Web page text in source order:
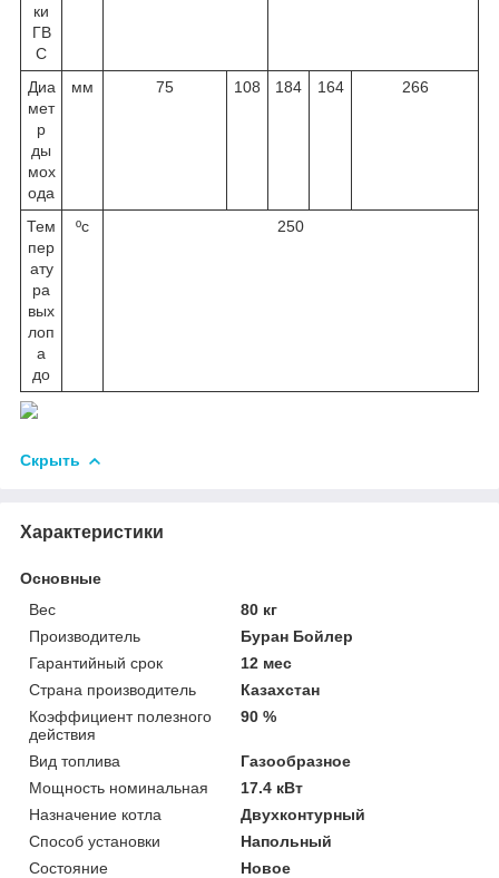
ки
ГВ
С
Диа
мет
р
ды
мох
ода
мм 75 108 184 164 266
Тем
пер
ату
ра
вых
лоп
а
до
ºс 250
Скрыть
Характеристики
Основные
Вес
80 кг
Производитель
Буран Бойлер
Гарантийный срок
12 мес
Страна производитель
Казахстан
Коэффициент полезного
действия
90 %
Вид топлива
Газообразное
Мощность номинальная
17.4 кВт
Назначение котла
Двухконтурный
Способ установки
Напольный
Состояние
Новое